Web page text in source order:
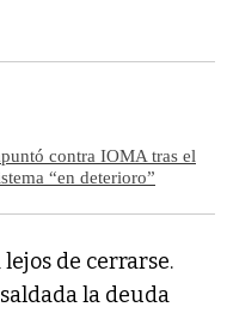
contra IOMA tras el
“en deterioro”
de cerrarse.
la deuda